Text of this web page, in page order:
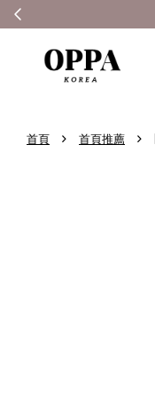
首頁 › 首頁推薦 ›